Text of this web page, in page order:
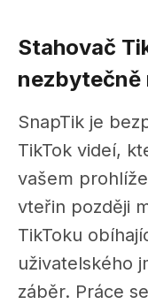
Stahovač
nezbytečně
SnapTik je
TikTok videí,
vašem
vteřin později
TikToku
uživatelského
záběr. Práce